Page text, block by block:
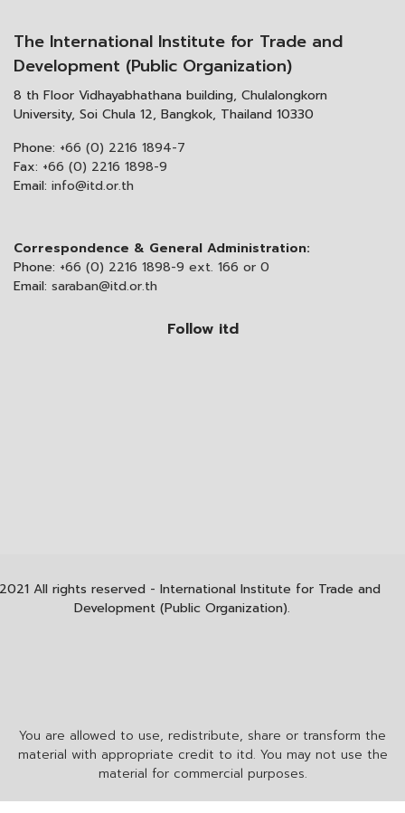
The International Institute for Trade and
Development (Public Organization)
8 th Floor Vidhayabhathana building, Chulalongkorn
University, Soi Chula 12, Bangkok, Thailand 10330
Phone: +66 (0) 2216 1894-7
Fax: +66 (0) 2216 1898-9
Email: info@itd.or.th
Correspondence & General Administration:
Phone: +66 (0) 2216 1898-9 ext. 166 or 0
Email: saraban@itd.or.th
Follow itd
You are allowed to use, redistribute, share or transform the
material with appropriate credit to itd. You may not use the
material for commercial purposes.
All rights reserved - International Institute for Trade and
Development (Public Organization).